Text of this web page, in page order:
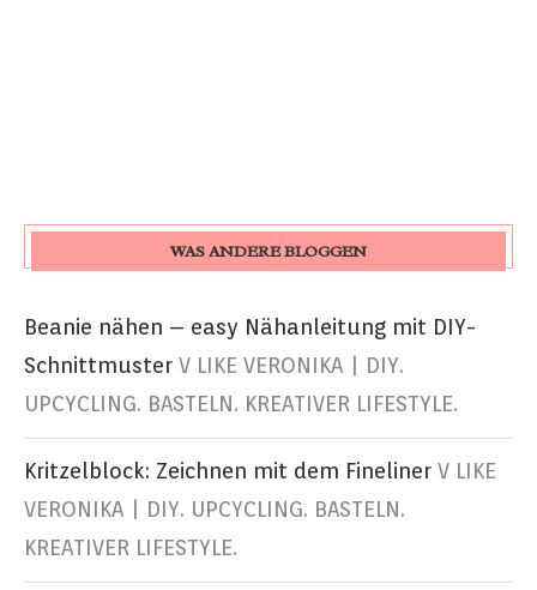
WAS ANDERE BLOGGEN
Beanie nähen – easy Nähanleitung mit DIY-
Schnittmuster V LIKE VERONIKA | DIY.
UPCYCLING. BASTELN. KREATIVER LIFESTYLE.
Kritzelblock: Zeichnen mit dem Fineliner V LIKE
VERONIKA | DIY. UPCYCLING. BASTELN.
KREATIVER LIFESTYLE.